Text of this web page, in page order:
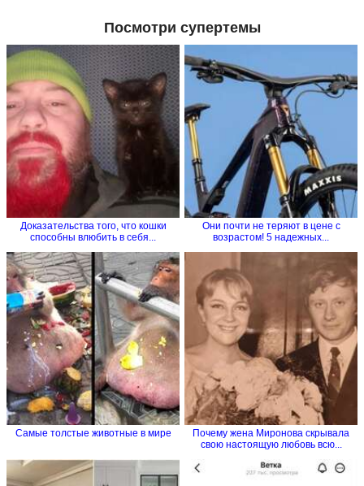
Посмотри супертемы
Доказательства того, что кошки
способны влюбить в себя...
Они почти не теряют в цене с
возрастом! 5 надежных...
Самые толстые животные в мире
Почему жена Миронова скрывала
свою настоящую любовь всю...